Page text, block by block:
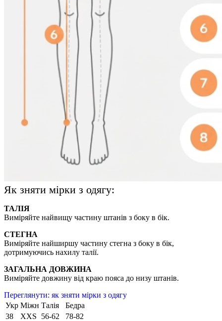
Як зняти мірки з одягу:
ТАЛІЯ
Виміряйте найвищу частину штанів з боку в бік.
СТЕГНА
Виміряйте найширшу частину стегна з боку в бік,
дотримуючись нахилу талії.
ЗАГАЛЬНА ДОВЖИНА
Виміряйте довжину від краю пояса до низу штанів.
Переглянути: як зняти мірки з одягу
Укр Міжн Талія
Бедра
38
XXS 56-62
78-82